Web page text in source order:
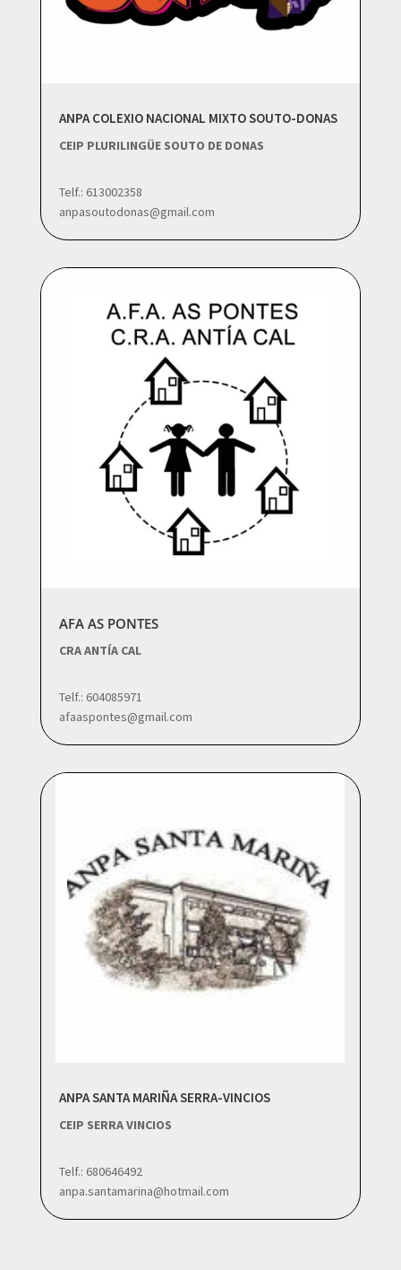
ANPA COLEXIO NACIONAL MIXTO SOUTO-DONAS
CEIP PLURILINGÜE SOUTO DE DONAS
Telf.: 613002358
anpasoutodonas@gmail.com
AFA AS PONTES
CRA ANTÍA CAL
Telf.: 604085971
afaaspontes@gmail.com
ANPA SANTA MARIÑA SERRA-VINCIOS
CEIP SERRA VINCIOS
Telf.: 680646492
anpa.santamarina@hotmail.com